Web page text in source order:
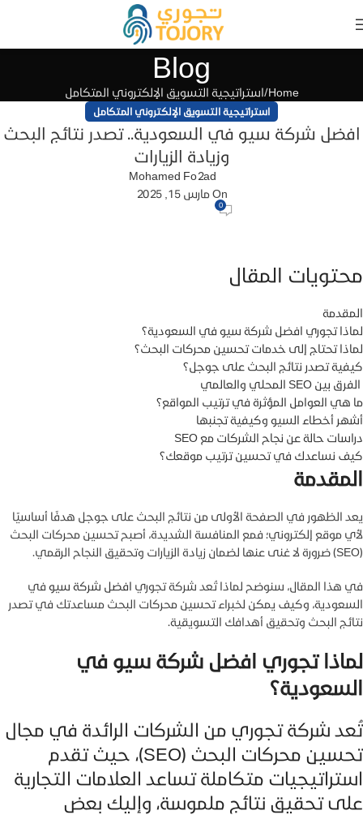
Blog
Home استراتيجية التسويق الإلكتروني المتكامل
استراتيجية التسويق الإلكتروني المتكامل
افضل شركة سيو في السعودية.. تصدر نتائج البحث
وزيادة الزيارات
Mohamed Fo2ad
On مارس 15, 2025
0
محتويات المقال
المقدمة
لماذا تجوري افضل شركة سيو في السعودية؟
لماذا تحتاج إلى خدمات تحسين محركات البحث؟
كيفية تصدر نتائج البحث على جوجل؟
الفرق بين SEO المحلي والعالمي
ما هي العوامل المؤثرة في ترتيب المواقع؟
أشهر أخطاء السيو وكيفية تجنبها
دراسات حالة عن نجاح الشركات مع SEO
كيف نساعدك في تحسين ترتيب موقعك؟
المقدمة
يعد الظهور في الصفحة الأولى من نتائج البحث على جوجل هدفًا أساسيًا
لأي موقع إلكتروني؛ فمع المنافسة الشديدة، أصبح تحسين محركات البحث
(SEO) ضرورة لا غنى عنها لضمان زيادة الزيارات وتحقيق النجاح الرقمي.
في هذا المقال، سنوضح لماذا تُعد شركة تجوري افضل شركة سيو في
السعودية، وكيف يمكن لخبراء تحسين محركات البحث مساعدتك في تصدر
نتائج البحث وتحقيق أهدافك التسويقية.
لماذا تجوري افضل شركة سيو في
السعودية؟
تُعد شركة تجوري من الشركات الرائدة في مجال
تحسين محركات البحث (SEO)، حيث تقدم
استراتيجيات متكاملة تساعد العلامات التجارية
على تحقيق نتائج ملموسة، وإليك بعض